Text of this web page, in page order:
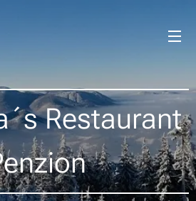
Restaurant